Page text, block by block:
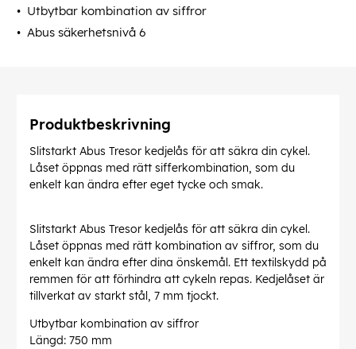
Utbytbar kombination av siffror
Abus säkerhetsnivå 6
Produktbeskrivning
Slitstarkt Abus Tresor kedjelås för att säkra din cykel.
Låset öppnas med rätt sifferkombination, som du
enkelt kan ändra efter eget tycke och smak.
Slitstarkt Abus Tresor kedjelås för att säkra din cykel.
Låset öppnas med rätt kombination av siffror, som du
enkelt kan ändra efter dina önskemål. Ett textilskydd på
remmen för att förhindra att cykeln repas. Kedjelåset är
tillverkat av starkt stål, 7 mm tjockt.
Utbytbar kombination av siffror
Längd: 750 mm